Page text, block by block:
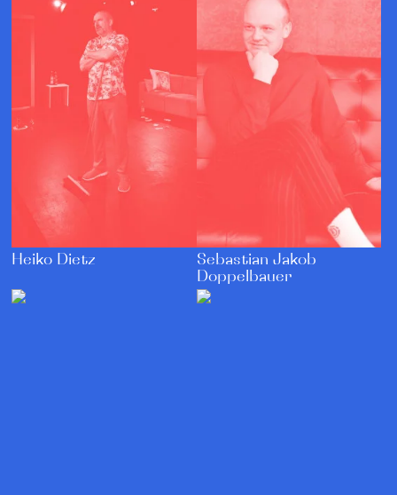
Heiko Dietz
Sebastian Jakob
Doppelbauer